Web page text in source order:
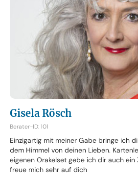
Gisela Rösch
Berater-ID: 101
Einzigartig mit meiner Gabe bringe ich
dem Himmel von deinen Lieben.
eigenen Orakelset gebe ich dir auch
freue mich sehr auf dich